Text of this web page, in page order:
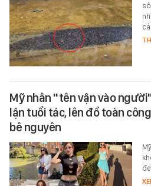
Mỹ nhân "tên vận vào
lận tuổi tác, lên đồ toàn
bê nguyên